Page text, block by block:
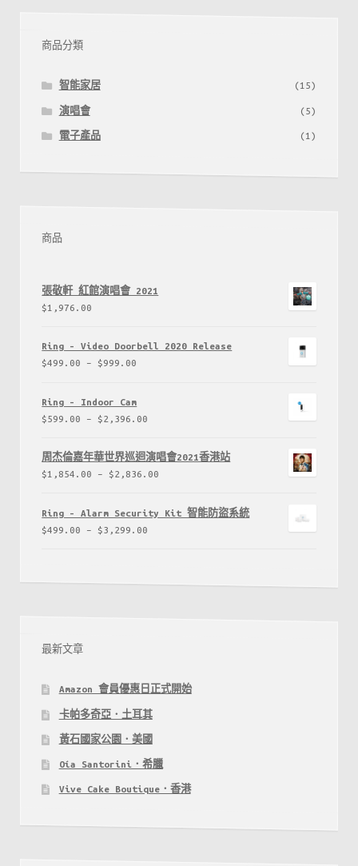
商品分類
智能家居 (15)
演唱會 (5)
電子產品 (1)
商品
張敬軒 紅館演唱會 2021
$1,976.00
Ring - Video Doorbell 2020 Release
$499.00 – $999.00
Ring - Indoor Cam
$599.00 – $2,396.00
周杰倫嘉年華世界巡迴演唱會2021香港站
$1,854.00 – $2,836.00
Ring - Alarm Security Kit 智能防盜系統
$499.00 – $3,299.00
最新文章
Amazon 會員優惠日正式開始
卡帕多奇亞．土耳其
黃石國家公園．美國
Oía Santorini．希臘
Vive Cake Boutique．香港